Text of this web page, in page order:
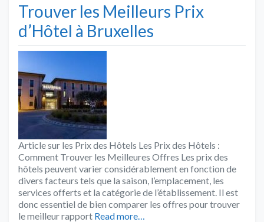
Trouver les Meilleurs Prix
d’Hôtel à Bruxelles
Article sur les Prix des Hôtels Les Prix des Hôtels :
Comment Trouver les Meilleures Offres Les prix des
hôtels peuvent varier considérablement en fonction de
divers facteurs tels que la saison, l’emplacement, les
services offerts et la catégorie de l’établissement. Il est
donc essentiel de bien comparer les offres pour trouver
le meilleur rapport Read more…